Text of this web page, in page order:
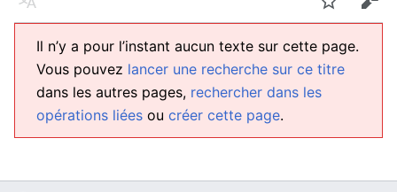
Langue Suivre
Il n’y a pour l’instant aucun texte sur cette page.
Vous pouvez lancer une recherche sur ce titre
dans les autres pages, rechercher dans les
opérations liées ou créer cette page.